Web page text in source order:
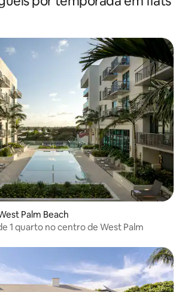
Palm Beach
1 quarto no centro de West Palm